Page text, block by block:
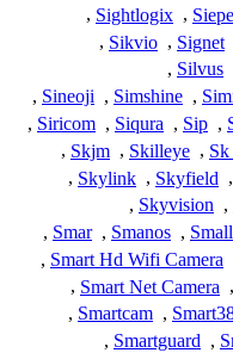
,
Sightlogix
,
Signet
,
Sikvio
,
Silvus
,
,
Simshine
,
Sineoji
,
,
Sip
,
Siqura
,
Siricom
,
Sk
,
Skilleye
,
Skjm
,
,
Skyfield
,
Skylink
,
,
Skyvision
,
,
Smanos
,
Smar
,
Smart Hd Wifi Camera
,
,
Smart Net Camera
,
,
Smartcam
,
,
Smartguard
,